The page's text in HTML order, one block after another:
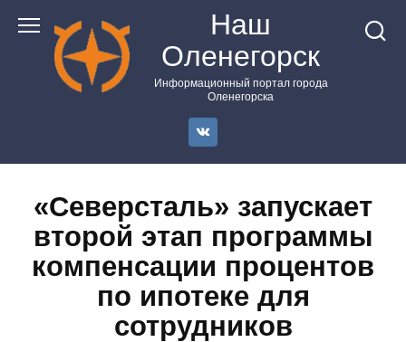
контенту
Наш
Оленегорск
Информационный портал города
Оленегорска
«Северсталь» запускает
второй этап программы
компенсации процентов
по ипотеке для
сотрудников